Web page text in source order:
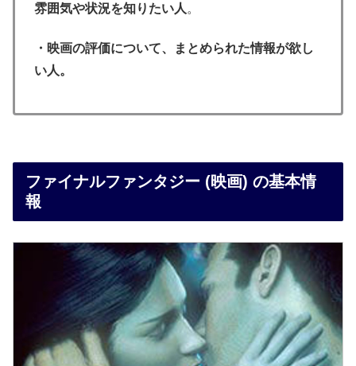
雰囲気や状況を知りたい人 。
・映画の評価について、まとめられた情報が欲し
い人。
ファイナルファンタジー (映画) の基本情
報